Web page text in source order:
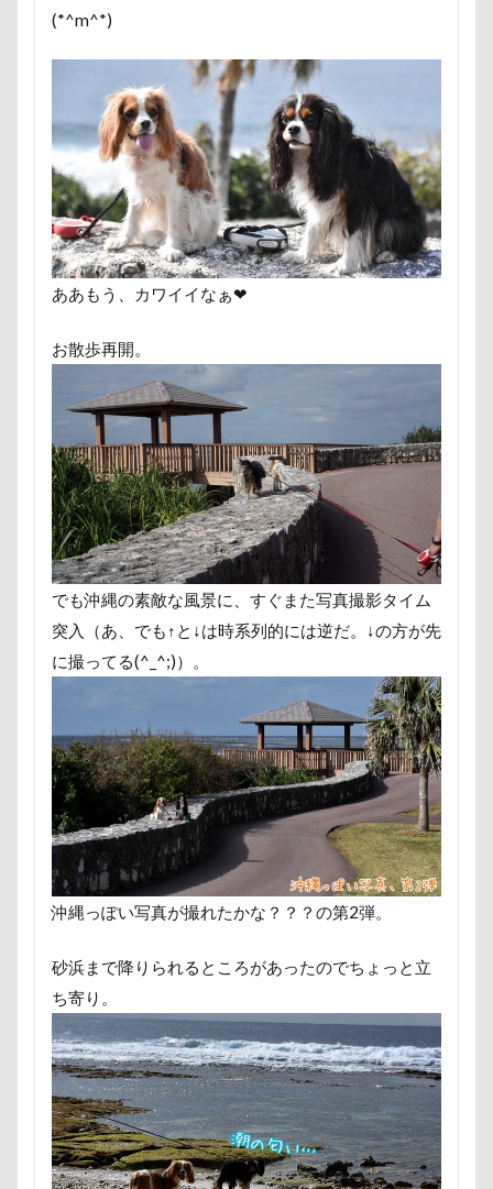
(*^m^*)
ああもう、カワイイなぁ❤
お散歩再開。
でも沖縄の素敵な風景に、すぐまた写真撮影タイム
突入（あ、でも↑と↓は時系列的には逆だ。↓の方が先
に撮ってる(^_^;)）。
沖縄っぽい写真が撮れたかな？？？の第2弾。
砂浜まで降りられるところがあったのでちょっと立
ち寄り。
海ほたる
フィラリア症検査
15-Fifteen-
なんちゃって
なっちゃん なすがまま
どアップ
どんぐり どっちだ？
ととみちゃん
つまんない
つまらなそう つまらない
つつじ
ちょーだいキャバリア
ちゃーくん
ちくわちゃん
にゃんこ学園
たぷたぷ ひめはるの里
ぶちゃ
ふーくん
ふわもこスヌード
ひとと動物の心理学
ひっぱりっこ
ひきこもり
はなちゃん
はじめまして
ぶーちゃん（Blendyくん）
ご褒美オヤツ
すけろく
しょーたくん
しまホイ しずくちゃん
さくらちゃん
さいたま市 ご褒美
すっとぼけ
ごみ好き
ごちそう
こまざわフルーツファーム
ここちゃん
ここあちゃん こいずみ動物病院
すーぱーひーろー
すばる兄弟
すばる10才
すばるちゃん
すばる9才 すばる7才
すばる6才
すばる4才
すばる3才 すばる2才
すばる1才
くんくんゲーム
アゴ アプリ
アビーちゃん
アニマルコミュニケーター
アニマルキャップ
アトリエイマージュ
アジリティ
アクリルキーホル
アクリル
アクセサリー アクアライン
アキラ
アメリカンコッカー
わん宿うの浜館
アンジェロく
イオンペットショップ
アンディくん
アンジーちゃん
アンジェリーナちゃ
アンちゃん
アレルギー アルマくん
アルファ
アルジェントくん
アル3才 アル2才
わんダフルネイチャーヴィレッジ
ほうとう 富士の茶屋
よきにはからえ
ゆずちゃん ゆきちゃん